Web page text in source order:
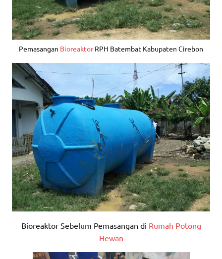
Pemasangan BioreaktorRPH Batembat Kabupaten Cirebon
Bioreaktor Sebelum Pemasangan di Rumah Potong
Hewan